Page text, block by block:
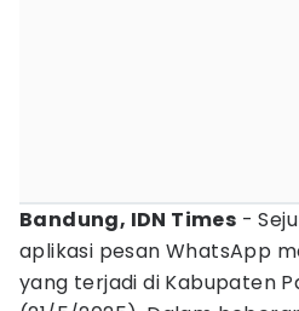
Bandung, IDN Times -
aplikasi pesan WhatsApp
yang terjadi di Kabupaten